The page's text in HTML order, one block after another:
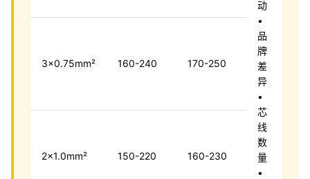
动
•
品
牌
差
异
•
芯
线
数
量
•
3×0.75mm² 160-240 170-250
2×1.0mm² 150-220 160-230